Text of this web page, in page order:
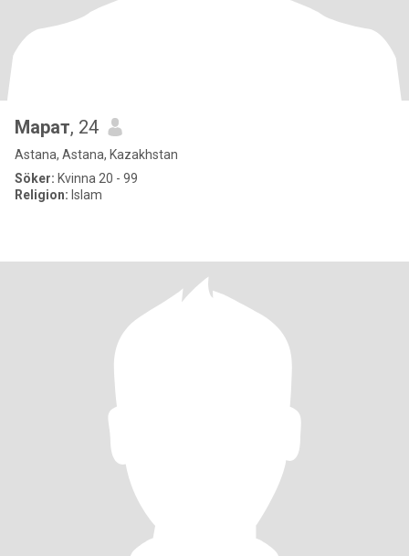
Марат, 24
Astana, Astana, Kazakhstan
Söker: Kvinna 20 - 99
Religion: Islam